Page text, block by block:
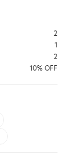
2
1
2
10% OFF